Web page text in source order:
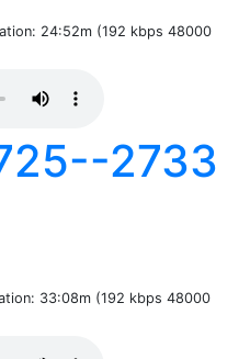
24:52m (192 kbps 48000
2733
33:08m (192 kbps 48000